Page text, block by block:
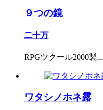
９つの鏡
二十万
RPGツクール2000製...
ワタシノホネ露